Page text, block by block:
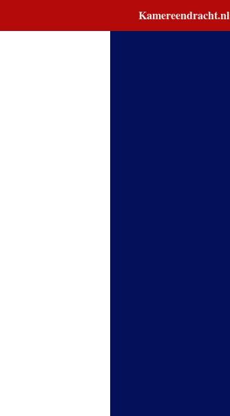
Kamereendracht.nl